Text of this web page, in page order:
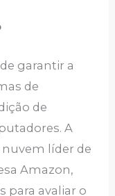
garantir a
de
de
A
nuvem líder de
Amazon,
para avaliar o